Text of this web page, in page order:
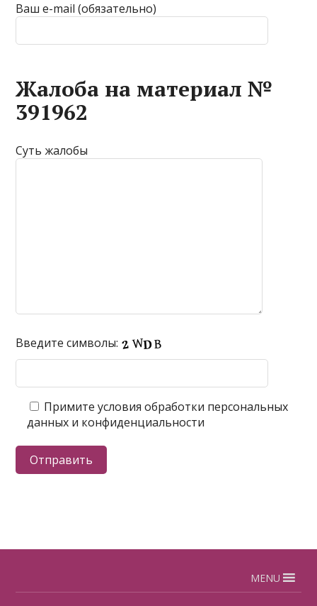
Ваш e-mail (обязательно)
Жалоба на материал №
391962
Суть жалобы
Введите символы:
Примите условия обработки персональных
данных и конфиденциальности
MENU